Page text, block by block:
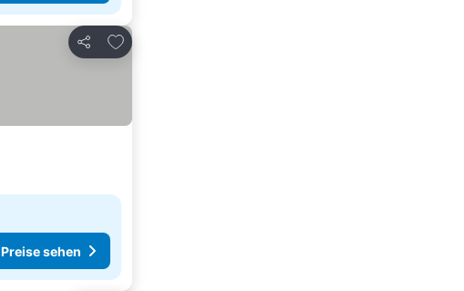
Teilen
Zu Favoriten hinzufügen
Preise sehen